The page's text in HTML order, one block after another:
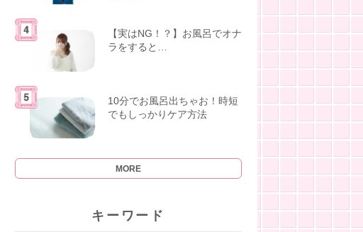
【実はNG！？】お風呂でオナ
ラをすると…
10分でお風呂出ちゃお！時短
でもしっかりケア方法
MORE
キーワード